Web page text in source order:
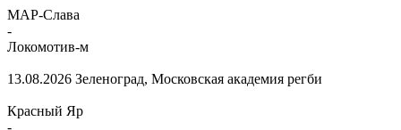
МАР-Слава
-
Локомотив-м
13.08.2026 Зеленоград, Московская академия регби
Красный Яр